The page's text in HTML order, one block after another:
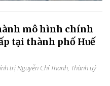
mô hình chính
tại thành phố Huế
trị Nguyễn Chí Thanh, Thành uỷ